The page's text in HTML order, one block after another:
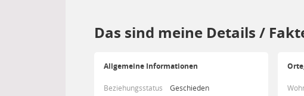
Das sind meine Details /
Allgemeine Informationen
Beziehungsstatus Geschieden